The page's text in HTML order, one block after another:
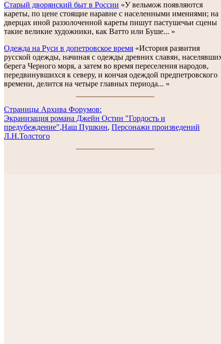
Старый дворянский быт в России «У вельмож появляются
кареты, по цене стоящие наравне с населенными имениями; на
дверцах иной раззолоченной кареты пишут пастушечьи сцены
такие великие художники, как Ватто или Буше... »
Одежда на Руси в допетровское время «История развития
русской одежды, начиная с одежды древних славян,
берега Черного моря, а затем во время переселения народов,
передвинувшихся к северу, и кончая одеждой предпетровского
времени, делится на четыре главных периода... »
Cтраницы Архива Форумов:
Экранизация романа Джейн Остин "Гордость и
предубеждение",Наш Пушкин, Персонажи произведений
Л.Н.Толстого